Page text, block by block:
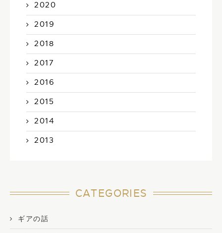
2020
2019
2018
2017
2016
2015
2014
2013
CATEGORIES
ギアの話